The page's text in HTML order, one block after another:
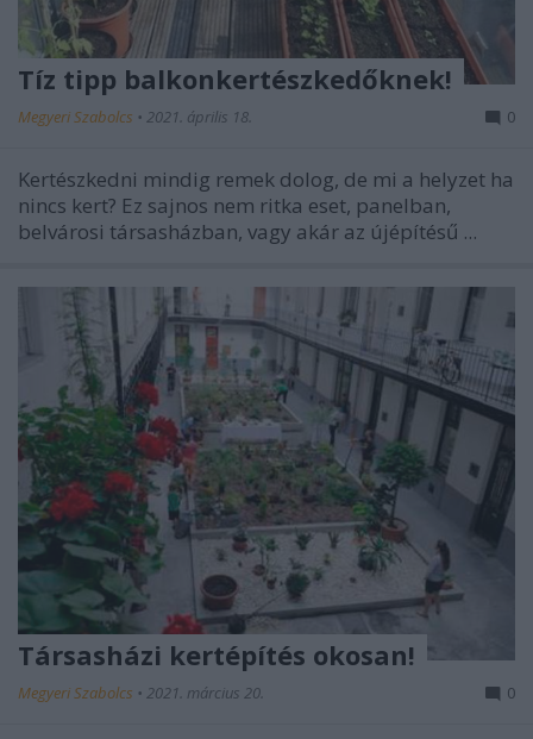
Tíz tipp balkonkertészkedőknek!
Megyeri Szabolcs • 2021. április 18. 0
Kertészkedni mindig remek dolog, de mi a helyzet ha
nincs kert? Ez sajnos nem ritka eset, panelban,
belvárosi társasházban, vagy akár az újépítésű ...
Társasházi kertépítés okosan!
Megyeri Szabolcs • 2021. március 20. 0